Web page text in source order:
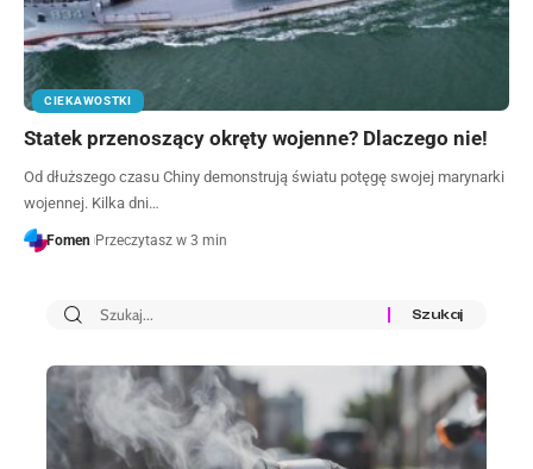
CIEKAWOSTKI
Statek przenoszący okręty wojenne? Dlaczego nie!
Od dłuższego czasu Chiny demonstrują światu potęgę swojej marynarki
wojennej. Kilka dni…
Fomen Przeczytasz w 3 min